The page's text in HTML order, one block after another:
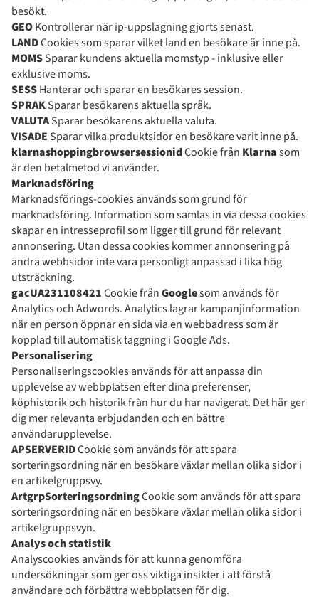
besökt.
GEOKontrollerar när ip-uppslagning gjorts senast.
LANDCookies som sparar vilket land en besökare är inne på.
MOMSSparar kundens aktuella momstyp - inklusive eller
exklusive moms.
SESSHanterar och sparar en besökares session.
SPRAKSparar besökarens aktuella språk.
VALUTASparar besökarens aktuella valuta.
VISADE Sparar vilka produktsidor en besökare varit inne på.
klarnashoppingbrowsersessionidCookie från Klarnasom
är den betalmetod vi använder.
Marknadsföring
Marknadsförings-cookies används som grund för
marknadsföring. Information som samlas in via dessa cookies
skapar en intresseprofil som ligger till grund för relevant
annonsering. Utan dessa cookies kommer annonsering på
andra webbsidor inte vara personligt anpassad i lika hög
utsträckning.
gacUA231108421Cookie frånGooglesom används för
Analytics och Adwords. Analytics lagrar kampanjinformation
när en person öppnar en sida via en webbadress som är
kopplad till automatisk taggning i Google Ads.
Personalisering
Personaliseringscookies används för att anpassa din
upplevelse av webbplatsen efter dina preferenser,
köphistorik och historik från hur du har navigerat. Det här ger
dig mer relevanta erbjudanden och en bättre
användarupplevelse.
APSERVERIDCookie som används för att spara
sorteringsordning när en besökare växlar mellan olika sidor i
en artikelgruppsvy.
ArtgrpSorteringsordningCookie som används för att spara
sorteringsordning när en besökare växlar mellan olika sidor i
artikelgruppsvyn.
Analys och statistik
Analyscookies används för att kunna genomföra
undersökningar som ger oss viktiga insikter i att förstå
användare och förbättra webbplatsen för dig.